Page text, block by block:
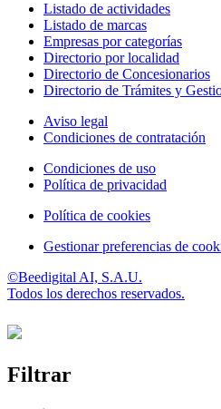
Listado de actividades
Listado de marcas
Empresas por categorías
Directorio por localidad
Directorio de Concesionarios
Directorio de Trámites y
Aviso legal
Condiciones de contratación
Condiciones de uso
Política de privacidad
Política de cookies
Gestionar preferencias de
©Beedigital AI, S.A.U.
Todos los derechos reservados.
Filtrar